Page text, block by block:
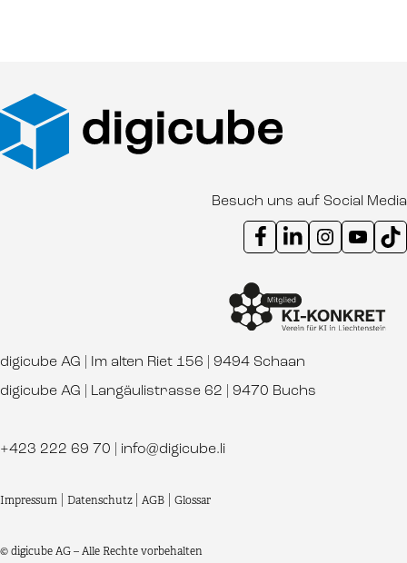
Besuch uns auf Social Media
Instagram Kanal digicube
Youtube Kanal
digicube AG | Im alten Riet 156 | 9494 Schaan
digicube AG | Langäulistrasse 62 | 9470 Buchs
+423 222 69 70 info@digicube.li
Impressum Datenschutz AGB Glossar
© digicube AG – Alle Rechte vorbehalten